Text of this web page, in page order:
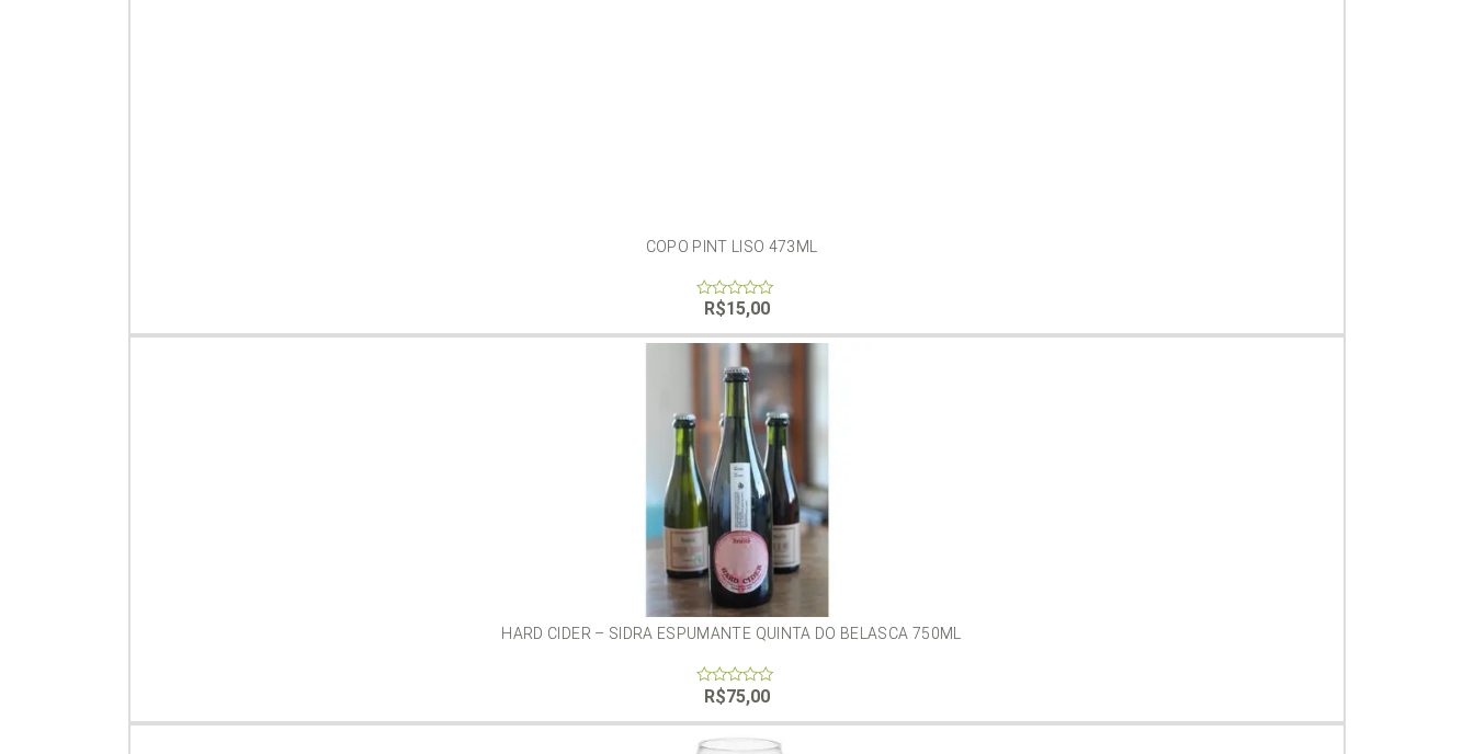
COPO PINT LISO 473ML
of
R$15,00
HARD CIDER – SIDRA ESPUMANTE QUINTA DO BELASCA 750ML
of
5
R$75,00